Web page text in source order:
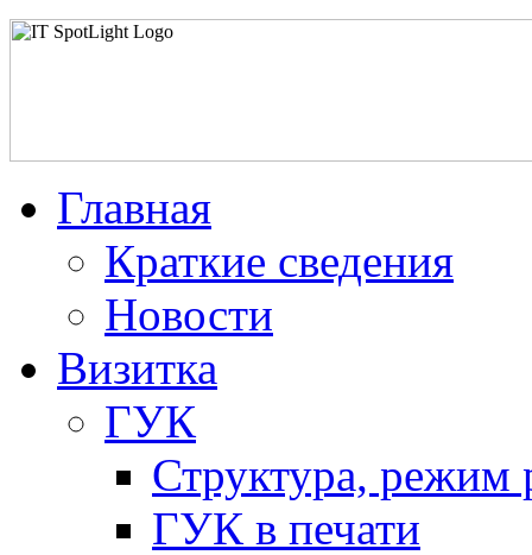
Главная
Краткие сведения
Новости
Визитка
ГУК
Структура, режим
ГУК в печати